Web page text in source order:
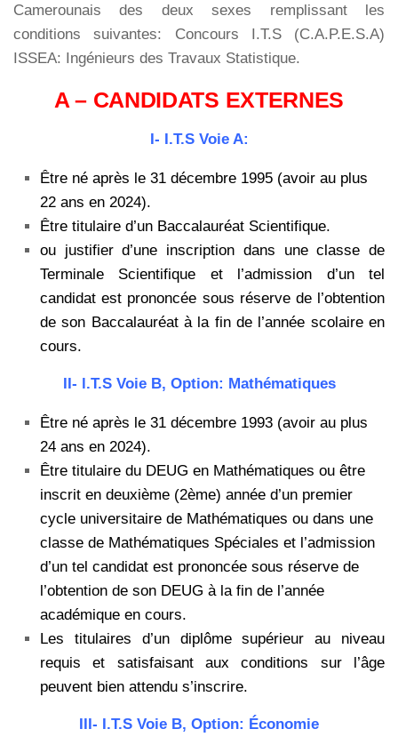
Camerounais des deux sexes remplissant les
conditions suivantes: Concours I.T.S (C.A.P.E.S.A)
ISSEA: Ingénieurs des Travaux Statistique.
A – CANDIDATS EXTERNES
I- I.T.S Voie A:
Être né après le 31 décembre 1995 (avoir au plus
22 ans en 2024).
Être titulaire d’un Baccalauréat Scientifique.
ou justifier d’une inscription dans une classe de
Terminale Scientifique et l’admission d’un tel
candidat est prononcée sous réserve de l’obtention
de son Baccalauréat à la fin de l’année scolaire en
cours.
II- l.T.S Voie B, Option: Mathématiques
Être né après le 31 décembre 1993 (avoir au plus
24 ans en 2024).
Être titulaire du DEUG en Mathématiques ou être
inscrit en deuxième (2ème) année d’un premier
cycle universitaire de Mathématiques ou dans une
classe de Mathématiques Spéciales et l’admission
d’un tel candidat est prononcée sous réserve de
l’obtention de son DEUG à la fin de l’année
académique en cours.
Les titulaires d’un diplôme supérieur au niveau
requis et satisfaisant aux conditions sur l’âge
peuvent bien attendu s’inscrire.
III- I.T.S Voie B, Option: Économie